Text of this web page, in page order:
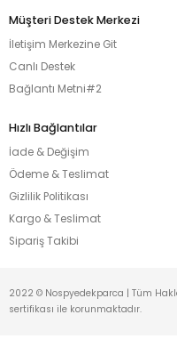
Müşteri Destek Merkezi
İletişim Merkezine Git
Canlı Destek
Bağlantı Metni#2
Hızlı Bağlantılar
İade & Değişim
Ödeme & Teslimat
Gizlilik Politikası
Kargo & Teslimat
Sipariş Takibi
2022 © Nospyedekparca | Tüm
sertifikası ile korunmaktadır.